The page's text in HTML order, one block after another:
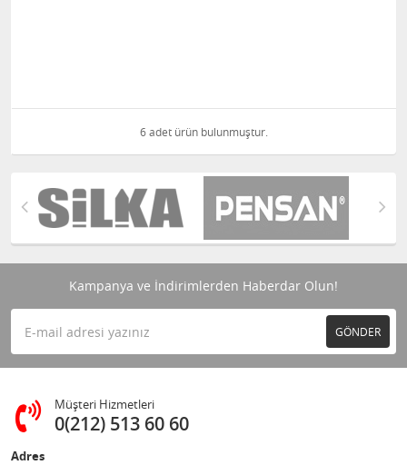
6 adet ürün bulunmuştur.
Kampanya ve İndirimlerden Haberdar Olun!
GÖNDER
Müşteri Hizmetleri
0(212) 513 60 60
Adres